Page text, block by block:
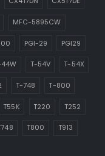
MFC-5895CW
PGI-29 PGI29
T-54V T-54X
T-748 T-800
T55K T220 T252
T800 T913